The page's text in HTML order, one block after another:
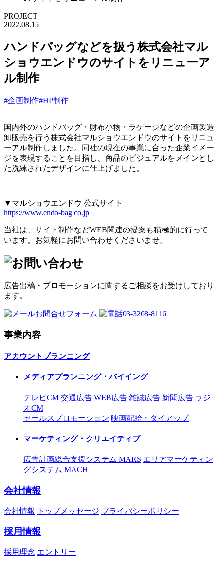
PROJECT
2022.08.15
ハンドバッグなどを扱う株式会社マル
ショウエンドウのサイトをリニューア
ル制作
#企画制作#HP制作
国内外のハンドバッグ・財布小物・ラゲージなどの企画製造
卸販売を行う株式会社マルショウエンドウのサイトをリニュ
ーアル制作しました。同社の現在の事業に合った企業イメー
ジを表現することを目指し、商品のビジュアルをメインとし
た洗練されたデザインに仕上げました。
▼マルショウエンドウ 公式サイト
https://www.endo-bag.co.jp
当社は、サイト制作などWEB関連の提案も積極的に行って
います。お気軽にお問い合わせくださいませ。
広告出稿・プロモーションに関するご相談をお受けしており
ます。
お問合せフォーム 03-3268-8116
事業内容
アカウントプランニング
メディアプランニング・バイイング
テレビCM 交通広告 WEB広告 雑誌広告 新聞広告 ラジ
オCM
セールスプロモーション 映画配給・タイアップ
マーケティング・クリエイティブ
広告計画総合支援システム MARS エリアマーケティン
グシステム MACH
会社情報
会社情報 トップメッセージ プライバシーポリシー
採用情報
採用理念 エントリー